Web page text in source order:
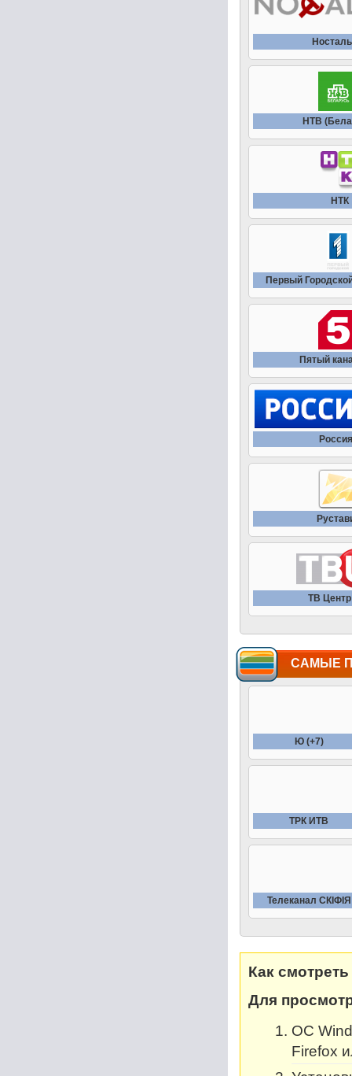
НТВ
НТК
Первый
Пятый
ТВ
САМЫЕ
Ю (+7)
ТРК ИТВ
Телеканал СКIФIЯ
Как
Для
OC
Firefox